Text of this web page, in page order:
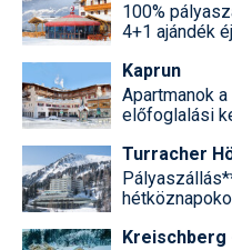
100%
4+1 ajándék
Kaprun
Apartmanok
előfoglalási
Turracher
Kreischberg